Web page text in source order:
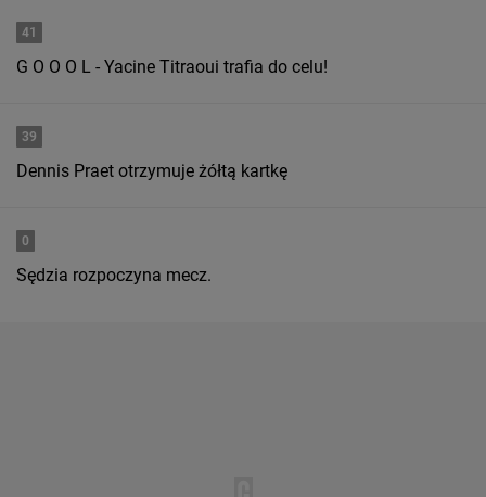
41
G O O O L - Yacine Titraoui trafia do celu!
39
Dennis Praet otrzymuje żółtą kartkę
0
Sędzia rozpoczyna mecz.